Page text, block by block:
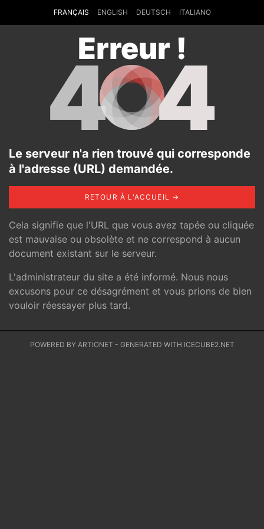
FRANÇAIS ENGLISH DEUTSCH ITALIANO
Erreur !
4 4
Le serveur n'a rien trouvé qui corresponde
à l'adresse (URL) demandée.
RETOUR À L'ACCUEIL →
Cela signifie que l'URL que vous avez tapée ou cliquée
est mauvaise ou obsolète et ne correspond à aucun
document existant sur le serveur.
L'administrateur du site a été informé. Nous nous
excusons pour ce désagrément et vous prions de bien
vouloir réessayer plus tard.
POWERED BY ARTIONET - GENERATED WITH ICECUBE2.NET